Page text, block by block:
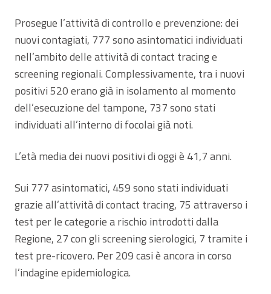
Prosegue l’attività di controllo e prevenzione: dei
nuovi contagiati, 777 sono asintomatici individuati
nell’ambito delle attività di contact tracing e
screening regionali. Complessivamente, tra i nuovi
positivi 520 erano già in isolamento al momento
dell’esecuzione del tampone, 737 sono stati
individuati all’interno di focolai già noti.
L’età media dei nuovi positivi di oggi è 41,7 anni.
Sui 777 asintomatici, 459 sono stati individuati
grazie all’attività di contact tracing, 75 attraverso i
test per le categorie a rischio introdotti dalla
Regione, 27 con gli screening sierologici, 7 tramite i
test pre-ricovero. Per 209 casi è ancora in corso
l’indagine epidemiologica.